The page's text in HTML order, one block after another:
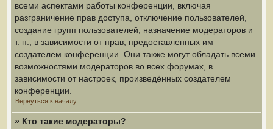
всеми аспектами работы конференции, включая
разграничение прав доступа, отключение пользователей,
создание групп пользователей, назначение модераторов и
т. п., в зависимости от прав, предоставленных им
создателем конференции. Они также могут обладать всеми
возможностями модераторов во всех форумах, в
зависимости от настроек, произведённых создателем
конференции.
Вернуться к началу
» Кто такие модераторы?